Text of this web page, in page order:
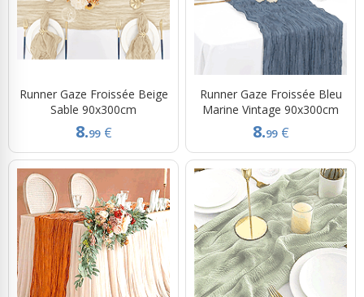
Runner Gaze Froissée Beige
Sable 90x300cm
8.99 €
Runner Gaze Froissée Bleu
Marine Vintage 90x300cm
8.99 €